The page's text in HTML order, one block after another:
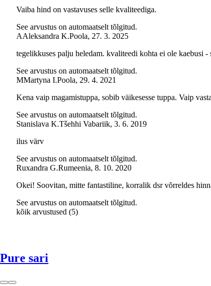
Vaiba hind on vastavuses selle kvaliteediga.
See arvustus on automaatselt tõlgitud.
AAleksandra K.Poola, 27. 3. 2025
tegelikkuses palju heledam. kvaliteedi kohta ei ole kaebusi -
See arvustus on automaatselt tõlgitud.
MMartyna I.Poola, 29. 4. 2021
Kena vaip magamistuppa, sobib väikesesse tuppa. Vaip
See arvustus on automaatselt tõlgitud.
Stanislava K.Tšehhi Vabariik, 3. 6. 2019
ilus värv
See arvustus on automaatselt tõlgitud.
Ruxandra G.Rumeenia, 8. 10. 2020
Okei! Soovitan, mitte fantastiline, korralik dsr võrreldes
See arvustus on automaatselt tõlgitud.
kõik arvustused (5)
Pure sari